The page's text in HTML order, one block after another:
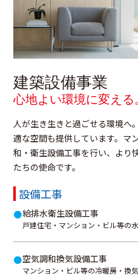
建築設備事業
心地よい環境に変える
人が生き生きと過ごせる環境へ
適な空間も提供しています。マ
和・衛生設備工事を行い、より
たちの使命です。
設備工事
●給排水衛生設備工事
戸建住宅・マンション・ビル等の
●空気調和換気設備工事
マンション・ビル等の冷暖房・換